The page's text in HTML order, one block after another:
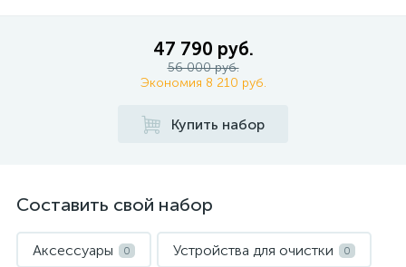
47 790 руб.
56 000 руб.
Экономия 8 210 руб.
Купить набор
Составить свой набор
Аксессуары 0 Устройства для очистки 0